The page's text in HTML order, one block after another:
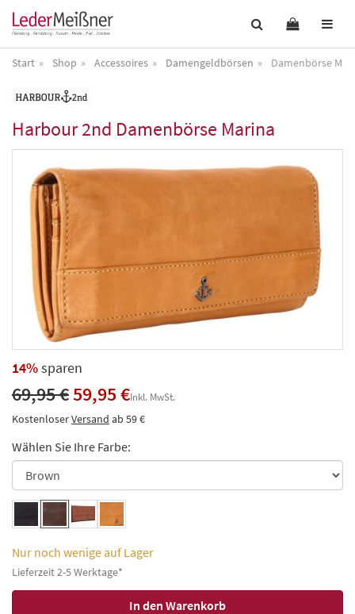
Start Shop Accessoires Damengeldbörsen Damenbörse
Harbour 2nd Damenbörse Marina
14%sparen
69,95 €59,95 €Inkl. MwSt.
KostenloserVersand ab 59 €
Wählen Sie Ihre Farbe:
Nur noch wenige auf Lager
Lieferzeit 2-5 Werktage*